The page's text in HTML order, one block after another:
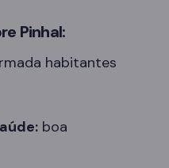
Pinhal:
habitantes
boa